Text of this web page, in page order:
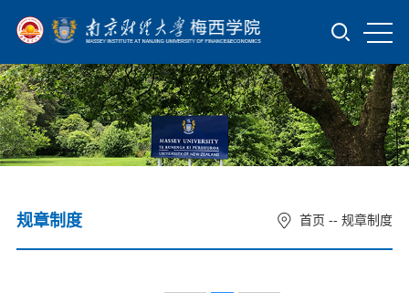
规章制度 首页 --规章制度